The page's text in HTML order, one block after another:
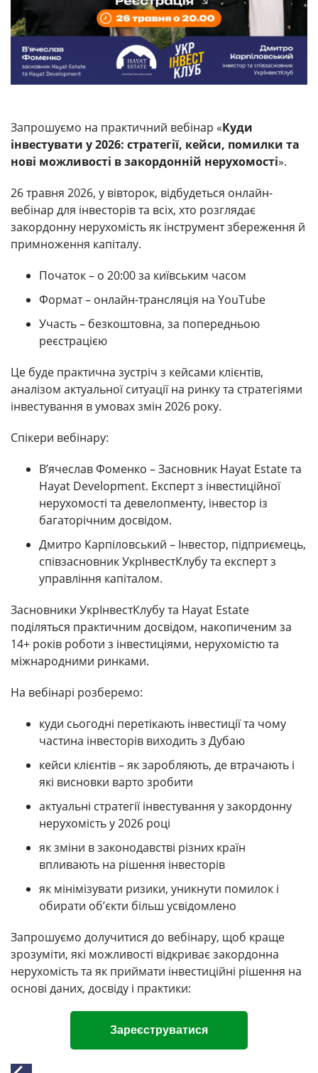
Запрошуємо на практичний вебінар «Куди
інвестувати у 2026: стратегії, кейси, помилки та
нові можливості в закордонній нерухомості».
26 травня 2026, у вівторок, відбудеться онлайн-
вебінар для інвесторів та всіх, хто розглядає
закордонну нерухомість як інструмент збереження й
примноження капіталу.
Початок – о 20:00 за київським часом
Формат – онлайн-трансляція на YouTube
Участь – безкоштовна, за попередньою
реєстрацією
Це буде практична зустріч з кейсами клієнтів,
аналізом актуальної ситуації на ринку та стратегіями
інвестування в умовах змін 2026 року.
Спікери вебінару:
В’ячеслав Фоменко – Засновник Hayat Estate та
Hayat Development. Експерт з інвестиційної
нерухомості та девелопменту, інвестор із
багаторічним досвідом.
Дмитро Карпіловський – Інвестор, підприємець,
співзасновник УкрІнвестКлубу та експерт з
управління капіталом.
Засновники УкрІнвестКлубу та Hayat Estate
поділяться практичним досвідом, накопиченим за
14+ років роботи з інвестиціями, нерухомістю та
міжнародними ринками.
На вебінарі розберемо:
куди сьогодні перетікають інвестиції та чому
частина інвесторів виходить з Дубаю
кейси клієнтів – як заробляють, де втрачають і
які висновки варто зробити
актуальні стратегії інвестування у закордонну
нерухомість у 2026 році
як зміни в законодавстві різних країн
впливають на рішення інвесторів
як мінімізувати ризики, уникнути помилок і
обирати об’єкти більш усвідомлено
Запрошуємо долучитися до вебінару, щоб краще
зрозуміти, які можливості відкриває закордонна
нерухомість та як приймати інвестиційні рішення на
основі даних, досвіду і практики:
Зареєструватися